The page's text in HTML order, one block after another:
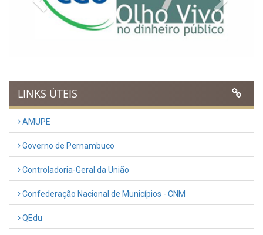
LINKS ÚTEIS
AMUPE
Governo de Pernambuco
Controladoria-Geral da União
Confederação Nacional de Municípios - CNM
QEdu